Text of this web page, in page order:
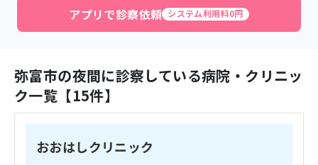
アプリで診察依頼 システム利用料0円
弥富市の夜間に診察している病院・クリニッ
ク一覧【15件】
おおはしクリニック